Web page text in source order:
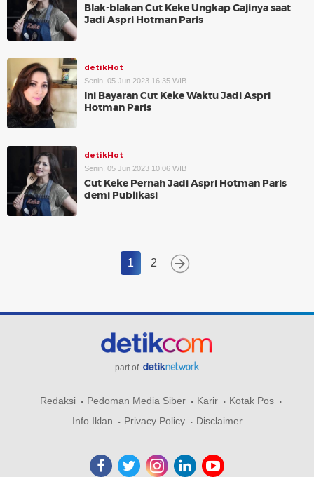
Blak-blakan Cut Keke Ungkap Gajinya saat
Jadi Aspri Hotman Paris
detikHot
Senin, 05 Jun 2023 16:35 WIB
Ini Bayaran Cut Keke Waktu Jadi Aspri
Hotman Paris
detikHot
Senin, 05 Jun 2023 10:06 WIB
Cut Keke Pernah Jadi Aspri Hotman Paris
demi Publikasi
1 2
part of
Redaksi Pedoman Media Siber Karir
Kotak Pos
Info Iklan
Privacy Policy Disclaimer